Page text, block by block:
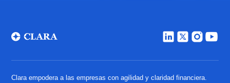
Clara empodera a las empresas con agilidad y claridad financiera.